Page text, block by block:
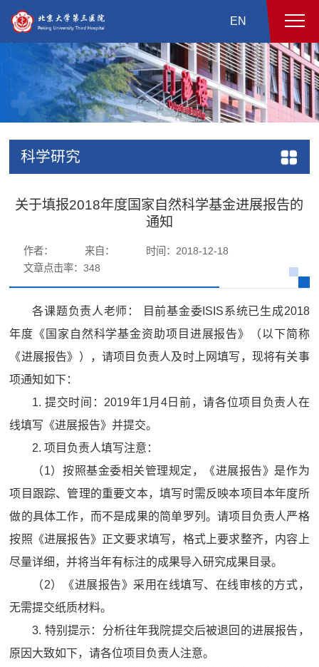
EN
科学研究
关于填报2018年度国家自然科学基金进展报告的
通知
作者： 来自：
时间：2018-12-18
文章点击率：348
各课题负责人老师： 目前基金委ISIS系统已生成2018
年度《国家自然科学基金资助项目进展报告》（以下简称
《进展报告》），请项目负责人及时上网填写，现将有关事
项通知如下：
1. 提交时间：2019年1月4日前，请各位项目负责人在
线填写《进展报告》并提交。
2. 项目负责人填写注意：
（1）按照基金委相关管理规定，《进展报告》是作为
项目跟踪、管理的重要文本，填写时需反映本项目本年度所
做的具体工作，而不是成果的简单罗列。请项目负责人严格
按照《进展报告》正文要求填写，格式上要求整齐，内容上
尽量详细，并将当年有标注的成果导入研究成果目录。
（2）《进展报告》采用在线填写、在线审核的方式，
无需提交纸质材料。
3. 特别提示：分析往年我院提交后被退回的进展报告，
原因大致如下，请各位项目负责人注意。